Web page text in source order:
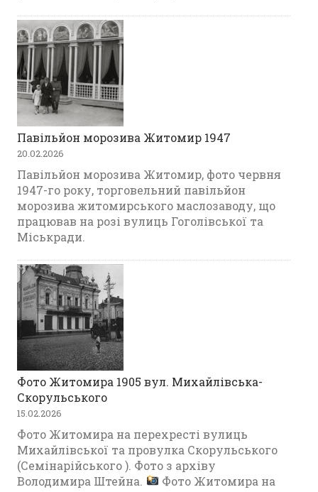
Павільйон морозива Житомир 1947
20.02.2026
Павільйон морозива Житомир, фото червня
1947-го року, торговельний павільйон
морозива житомирського маслозаводу, що
працював на розі вулиць Гоголівської та
Міськради.
Фото Житомира 1905 вул. Михайлівська-
Скорульського
15.02.2026
Фото Житомира на перехресті вулиць
Михайлівської та провулка Скорульського
(Семінарійського ). Фото з архіву
Володимира Штейна.
Фото Житомира на